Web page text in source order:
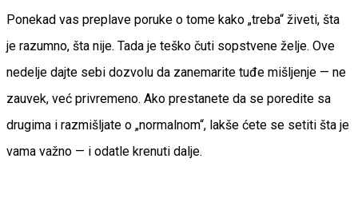
Ponekad vas preplave poruke o tome kako „treba“ živeti, šta
je razumno, šta nije. Tada je teško čuti sopstvene želje. Ove
nedelje dajte sebi dozvolu da zanemarite tuđe mišljenje — ne
zauvek, već privremeno. Ako prestanete da se poredite sa
drugima i razmišljate o „normalnom“, lakše ćete se setiti šta je
vama važno — i odatle krenuti dalje.